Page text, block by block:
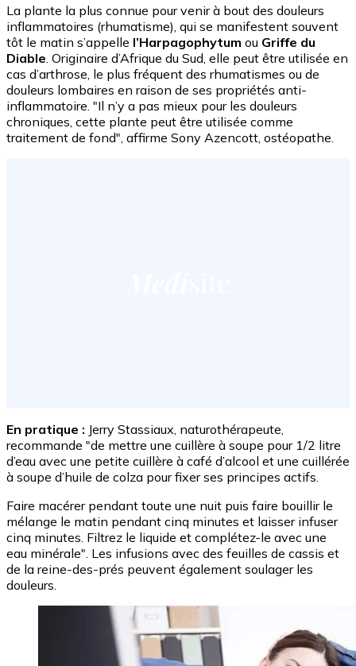
La plante la plus connue pour venir à bout des douleurs
inflammatoires (rhumatisme), qui se manifestent souvent
tôt le matin s’appelle l’Harpagophytum ou Griffe du
Diable. Originaire d’Afrique du Sud, elle peut être utilisée en
cas d’arthrose, le plus fréquent des rhumatismes ou de
douleurs lombaires en raison de ses propriétés anti-
inflammatoire. "Il n’y a pas mieux pour les douleurs
chroniques, cette plante peut être utilisée comme
traitement de fond", affirme Sony Azencott, ostéopathe.
En pratique : Jerry Stassiaux, naturothérapeute,
recommande "de mettre une cuillère à soupe pour 1/2 litre
d’eau avec une petite cuillère à café d’alcool et une cuillérée
à soupe d’huile de colza pour fixer ses principes actifs.
Faire macérer pendant toute une nuit puis faire bouillir le
mélange le matin pendant cinq minutes et laisser infuser
cinq minutes. Filtrez le liquide et complétez-le avec une
eau minérale". Les infusions avec des feuilles de cassis et
de la reine-des-prés peuvent également soulager les
douleurs.